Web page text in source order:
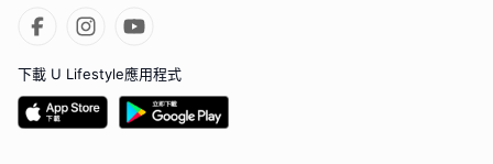
下載 U Lifestyle應用程式